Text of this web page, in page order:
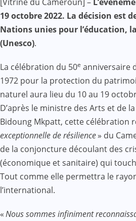
Mail
19 octobre 2022. La décision est
Nations unies pour l’éducation,
(Unesco).
La célébration du 50e anniversaire
1972 pour la protection du
naturel aura lieu du 10 au 19
D’après le ministre des Arts et de
Bidoung Mkpatt, cette célébration
exceptionnelle de résilience» du
de la conjoncture découlant des
(économique et sanitaire) qui
Tout comme elle permettra le
l’international.
«Nous sommes infiniment